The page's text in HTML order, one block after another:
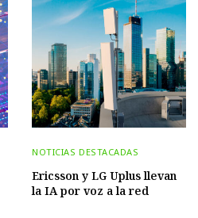
NOTICIAS DESTACADAS
Ericsson y LG Uplus llevan
la IA por voz a la red